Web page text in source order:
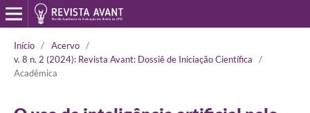
Início / Acervo /
v. 8 n. 2 (2024): Revista Avant: Dossiê de Iniciação Científica
/
Acadêmica